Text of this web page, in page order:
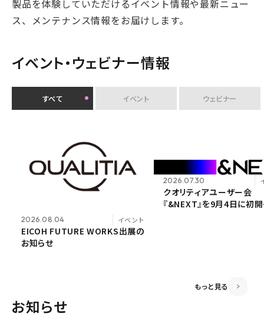
製品を体験していただけるイベント情報や最新ニュー
ス、メンテナンス情報をお届けします。
イベント・ウェビナー情報
すべて イベント ウェビナー
2026.08.04 イベント
EICOH FUTURE WORKS出展の
お知らせ
2026.07.30
クオリティアユーザー会
『&NEXT』を9月4日に初開
2026.08.04 イベント
EICOH FUTURE WORKS出展の
お知らせ
2026.07.30
クオリティアユーザー会
『&NEXT』を9月4日に初開
2026.07.30 イベント
クオリティアユーザー会
営理念「つなげる・つながる想い
を未来へつなぐ」を体現〜
2026.07.09 自社ウ
もっと見る
お知らせ